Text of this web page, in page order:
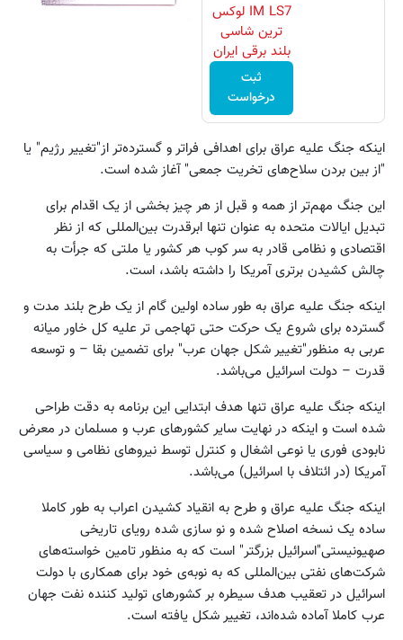
IM LS7 لوکس
ترین شاسی
بلند برقی ایران
ثبت
درخواست
اینکه جنگ علیه عراق برای اهدافی فراتر و گسترده‌تر از"تغییر رژیم" یا
"از بین بردن سلاح‌های تخریت جمعی" آغاز شده است.
این جنگ مهم‌تر از همه و قبل از هر چیز بخشی ‌از یک اقدام برای
تبدیل ایالات متحده به عنوان تنها ابرقدرت بین‌المللی که ‌از نظر
اقتصادی و نظامی قادر به سر کوب هر کشور یا ملتی که جرأت به
چالش کشیدن برتری‌ آمریکا را داشته باشد، است.
اینکه جنگ علیه عراق به طور ساده اولین گام از یک طرح بلند مدت و
گسترده برای شروع یک حرکت حتی تهاجمی تر علیه کل خاور میانه
عربی به منظور"تغییر شکل جهان عرب" برای تضمین بقا – و توسعه
قدرت – دولت اسرائیل می‌باشد.
اینکه جنگ علیه عراق تنها هدف ابتدایی‌ این برنامه به دقت طراحی
شده ‌است و اینکه در نهایت سایر کشورهای عرب و مسلمان در معرض
نابودی فوری یا نوعی اشغال و کنترل توسط نیروهای نظامی و سیاسی
آمریکا (در ائتلاف با اسرائیل) می‌باشد.
اینکه جنگ علیه عراق و طرح به انقیاد کشیدن اعراب به طور کاملا
ساده یک نسخه اصلاح شده و نو سازی شده رویای تاریخی
صهیونیستی"اسرائیل بزرگتر" است که به منظور تامین خواسته‌های
شرکت‌های نفتی بین‌المللی که به نوبه‌ی خود برای همکاری با دولت
اسرائیل در تعقیب هدف سیطره بر کشورهای تولید کننده نفت جهان
عرب کاملا آماده شده‌اند، تغییر شکل یافته ‌است.